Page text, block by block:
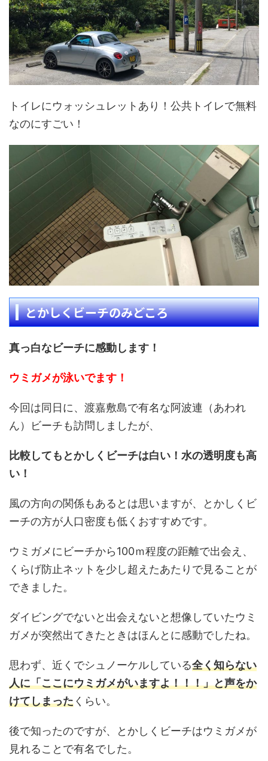
トイレにウォッシュレットあり！公共トイレで無料
なのにすごい！
とかしくビーチのみどころ
真っ白なビーチに感動します！
ウミガメが泳いでます！
今回は同日に、渡嘉敷島で有名な阿波連（あわれ
ん）ビーチも訪問しましたが、
比較してもとかしくビーチは白い！水の透明度も高
い！
風の方向の関係もあるとは思いますが、とかしくビ
ーチの方が人口密度も低くおすすめです。
ウミガメにビーチから100ｍ程度の距離で出会え、
くらげ防止ネットを少し超えたあたりで見ることが
できました。
ダイビングでないと出会えないと想像していたウミ
ガメが突然出てきたときはほんとに感動でしたね。
思わず、近くでシュノーケルしている全く知らない
人に「ここにウミガメがいますよ！！！」と声をか
けてしまったくらい。
後で知ったのですが、とかしくビーチはウミガメが
見れることで有名でした。